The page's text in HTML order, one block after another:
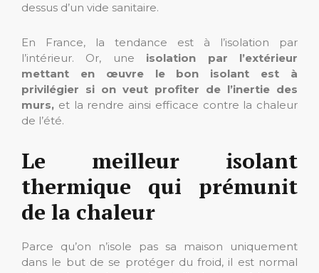
dessus d’un vide sanitaire.
En France, la tendance est à l’isolation par
l’intérieur. Or, une isolation par l’extérieur
mettant en œuvre le bon isolant est à
privilégier si on veut profiter de l’inertie des
murs, et la rendre ainsi efficace contre la chaleur
de l’été.
Le meilleur isolant
thermique qui prémunit
de la chaleur
Parce qu’on n’isole pas sa maison uniquement
dans le but de se protéger du froid, il est normal